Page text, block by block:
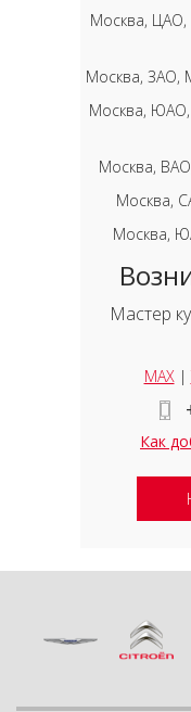
Москва, ЦАО,
Москва, ЗАО,
Москва, ЮАО,
Москва,
Москва,
Москва,
Мастер
MAX|
Как